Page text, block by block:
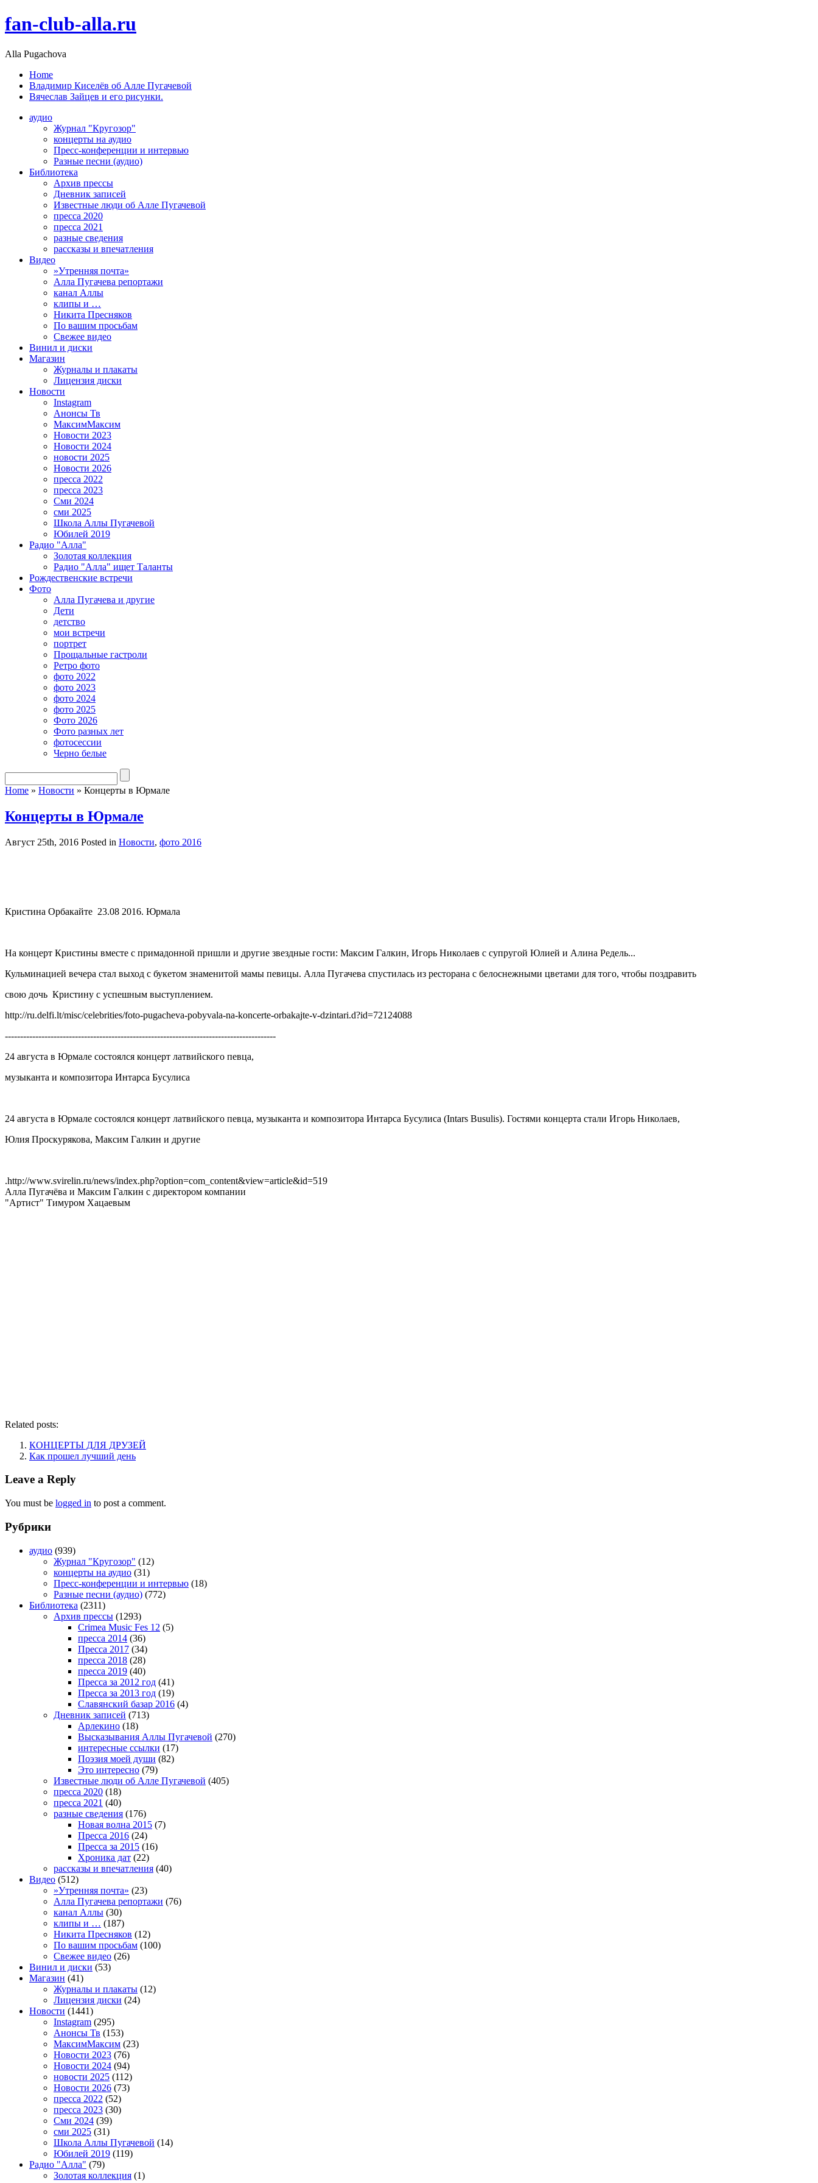
fan-club-alla.ru
Alla Pugachova
Home
Владимир Киселёв об Алле Пугачевой
Вячеслав Зайцев и его рисунки.
аудио
Журнал "Кругозор"
концерты на аудио
Пресс-конференции и интервью
Разные песни (аудио)
Библиотека
Архив прессы
Дневник записей
Известные люди об Алле Пугачевой
пресса 2020
пресса 2021
разные сведения
рассказы и впечатления
Видео
»Утренняя почта»
Алла Пугачева репортажи
канал Аллы
клипы и …
Никита Пресняков
По вашим просьбам
Свежее видео
Винил и диски
Магазин
Журналы и плакаты
Лицензия диски
Новости
Instagram
Анонсы Тв
МаксимМаксим
Новости 2023
Новости 2024
новости 2025
Новости 2026
пресса 2022
пресса 2023
Сми 2024
сми 2025
Школа Аллы Пугачевой
Юбилей 2019
Радио "Алла"
Золотая коллекция
Радио "Алла" ищет Таланты
Рождественские встречи
Фото
Алла Пугачева и другие
Дети
детство
мои встречи
портрет
Прощальные гастроли
Ретро фото
фото 2022
фото 2023
фото 2024
фото 2025
Фото 2026
Фото разных лет
фотосессии
Черно белые
Home » Новости » Концерты в Юрмале
Концерты в Юрмале
Август 25th, 2016 Posted in Новости, фото 2016
Кристина Орбакайте 23.08 2016. Юрмала
На концерт Кристины вместе с примадонной пришли и другие звездные гости: Максим Галкин, Игорь Николаев с супругой Юлией и Алина Редель...
Кульминацией вечера стал выход с букетом знаменитой мамы певицы. Алла Пугачева спустилась из ресторана с белоснежными цветами для того, чтобы поздравить
свою дочь Кристину с успешным выступлением.
http://ru.delfi.lt/misc/celebrities/foto-pugacheva-pobyvala-na-koncerte-orbakajte-v-dzintari.d?id=72124088
-----------------------------------------------------------------------------------------
24 августа в Юрмале состоялся концерт латвийского певца,
музыканта и композитора Интарса Бусулиса
24 августа в Юрмале состоялся концерт латвийского певца, музыканта и композитора Интарса Бусулиса (Intars Busulis). Гостями концерта стали Игорь Николаев,
Юлия Проскурякова, Максим Галкин и другие
.http://www.svirelin.ru/news/index.php?option=com_content&view=article&id=519
Алла Пугачёва и Максим Галкин с директором компании
"Артист" Тимуром Хацаевым
Related posts:
КОНЦЕРТЫ ДЛЯ ДРУЗЕЙ
Как прошел лучший день
Leave a Reply
You must be logged in to post a comment.
Рубрики
аудио (939)
Журнал "Кругозор" (12)
концерты на аудио (31)
Пресс-конференции и интервью (18)
Разные песни (аудио) (772)
Библиотека (2311)
Архив прессы (1293)
Crimea Music Fes 12 (5)
пресса 2014 (36)
Пресса 2017 (34)
пресса 2018 (28)
пресса 2019 (40)
Пресса за 2012 год (41)
Пресса за 2013 год (19)
Славянский базар 2016 (4)
Дневник записей (713)
Арлекино (18)
Высказывания Аллы Пугачевой (270)
интересные ссылки (17)
Поэзия моей души (82)
Это интересно (79)
Известные люди об Алле Пугачевой (405)
пресса 2020 (18)
пресса 2021 (40)
разные сведения (176)
Новая волна 2015 (7)
Пресса 2016 (24)
Пресса за 2015 (16)
Хроника дат (22)
рассказы и впечатления (40)
Видео (512)
»Утренняя почта» (23)
Алла Пугачева репортажи (76)
канал Аллы (30)
клипы и … (187)
Никита Пресняков (12)
По вашим просьбам (100)
Свежее видео (26)
Винил и диски (53)
Магазин (41)
Журналы и плакаты (12)
Лицензия диски (24)
Новости (1441)
Instagram (295)
Анонсы Тв (153)
МаксимМаксим (23)
Новости 2023 (76)
Новости 2024 (94)
новости 2025 (112)
Новости 2026 (73)
пресса 2022 (52)
пресса 2023 (30)
Сми 2024 (39)
сми 2025 (31)
Школа Аллы Пугачевой (14)
Юбилей 2019 (119)
Радио "Алла" (79)
Золотая коллекция (1)